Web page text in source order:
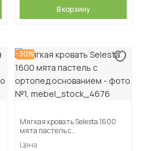
В корзину
-30%
Мягкая кровать Selesta 1600
мята пастель с
Цена